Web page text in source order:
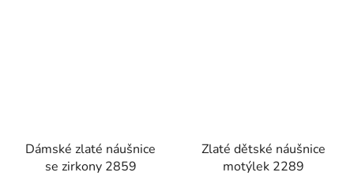
Dámské zlaté náušnice
se zirkony 2859
Zlaté dětské náušnice
motýlek 2289